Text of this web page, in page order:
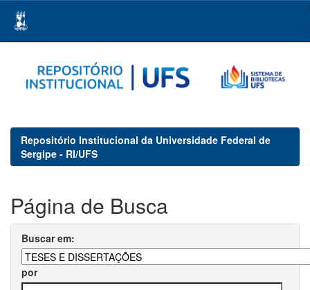
navigation
Repositório Institucional da Universidade Federal de
Sergipe - RI/UFS
Página de Busca
Buscar em:
por